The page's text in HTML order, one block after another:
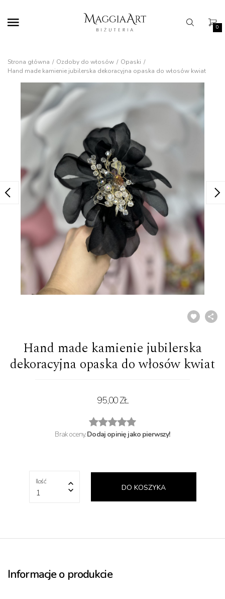
0
Strona główna Ozdoby do włosów
Opaski
Hand made kamienie jubilerska dekoracyjna opaska do włosów kwiat
Hand made kamienie jubilerska
dekoracyjna opaska do włosów kwiat
95,00 ZŁ
Brak oceny.Dodaj opinię jako pierwszy!
Ilość
1 DO KOSZYKA
Informacje o produkcie